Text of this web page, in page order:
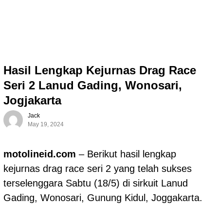
Hasil Lengkap Kejurnas Drag Race
Seri 2 Lanud Gading, Wonosari,
Jogjakarta
Jack
May 19, 2024
motolineid.com – Berikut hasil lengkap
kejurnas drag race seri 2 yang telah sukses
terselenggara Sabtu (18/5) di sirkuit Lanud
Gading, Wonosari, Gunung Kidul, Joggakarta.